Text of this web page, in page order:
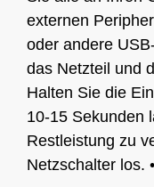
externen
oder andere
das Netzteil und
Halten Sie die
10-15 Sekunden
Restleistung zu
Netzschalter los.